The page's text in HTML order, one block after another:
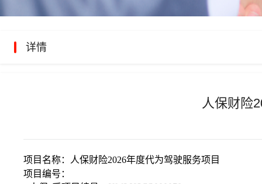
详情
人保财险
项目名称： 人保财险2026年度代为驾驶服务项目
项目编号：